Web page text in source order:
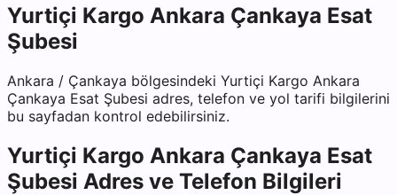
Yurtiçi Kargo Ankara Çankaya Esat
Şubesi
Ankara / Çankaya bölgesindeki Yurtiçi Kargo Ankara
Çankaya Esat Şubesi adres, telefon ve yol tarifi bilgilerini
bu sayfadan kontrol edebilirsiniz.
Yurtiçi Kargo Ankara Çankaya Esat
Şubesi Adres ve Telefon Bilgileri